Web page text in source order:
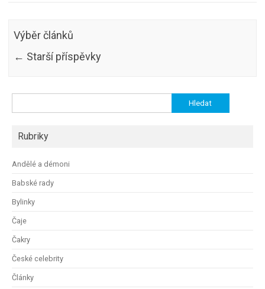
Výběr článků
← Starší příspěvky
Rubriky
Andělé a démoni
Babské rady
Bylinky
Čaje
Čakry
České celebrity
Články